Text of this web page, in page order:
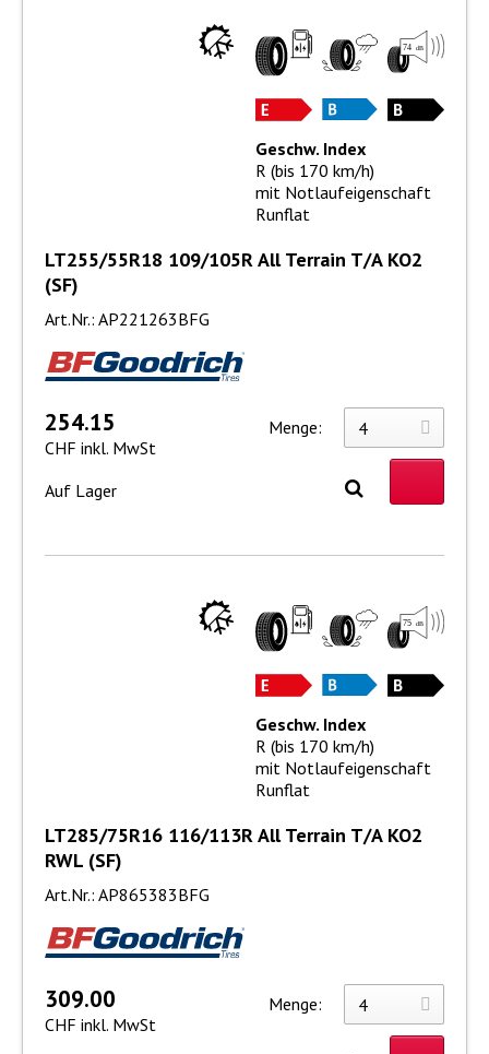
LT255/55R18 109/105R All Terrain T/A KO2
(SF)
Art.Nr.: AP221263BFG
Geschw. Index
R (bis 170 km/h)
mit Notlaufeigenschaft
Runflat
254.15
CHF inkl. MwSt
Menge:
Auf Lager
LT285/75R16 116/113R All Terrain T/A KO2
RWL (SF)
Art.Nr.: AP865383BFG
Geschw. Index
R (bis 170 km/h)
mit Notlaufeigenschaft
Runflat
309.00
CHF inkl. MwSt
Menge: